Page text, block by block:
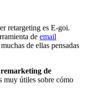
retargeting es E-goi.
de email
de ellas pensadas
remarketing de
muy útiles sobre cómo